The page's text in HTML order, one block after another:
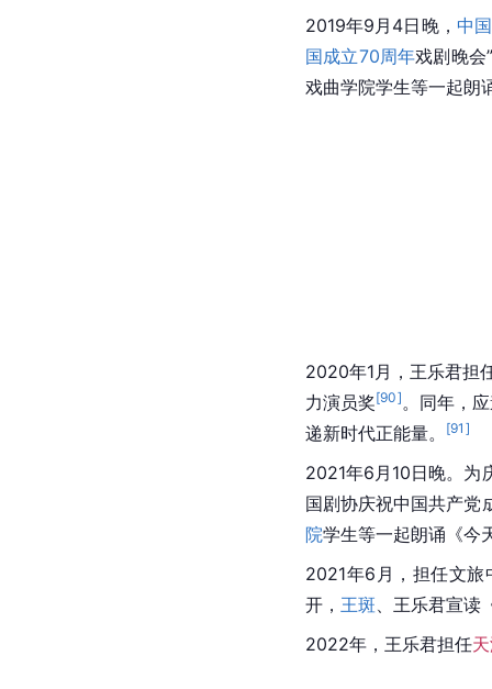
2019年9月4日晚， 中
国成立70周年戏剧晚会
戏曲学院学生等一起朗
2020年1月，王乐君担
力演员奖[90] 。同年，
递新时代正能量。
[91 ]
2021年6月10日晚。为
国剧协庆祝中国共产党
院学生等一起朗诵《今
2021年6月，担任文旅
开， 王斑 、王乐君宣
2022年，王乐君担任